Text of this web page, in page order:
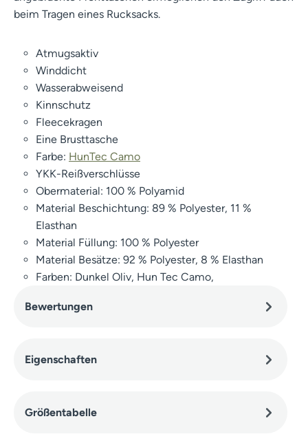
beim Tragen eines Rucksacks.
Atmugsaktiv
Winddicht
Wasserabweisend
Kinnschutz
Fleecekragen
Eine Brusttasche
Farbe: HunTec Camo
YKK-Reißverschlüsse
Obermaterial: 100 % Polyamid
Material Beschichtung: 89 % Polyester, 11 %
Elasthan
Material Füllung: 100 % Polyester
Material Besätze: 92 % Polyester, 8 % Elasthan
Farben: Dunkel Oliv, Hun Tec Camo,
Bewertungen
Eigenschaften
Größentabelle